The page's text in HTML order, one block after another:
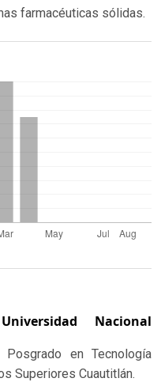
farmacéuticas sólidas.
Universidad Nacional
en Tecnología
Superiores Cuautitlán.